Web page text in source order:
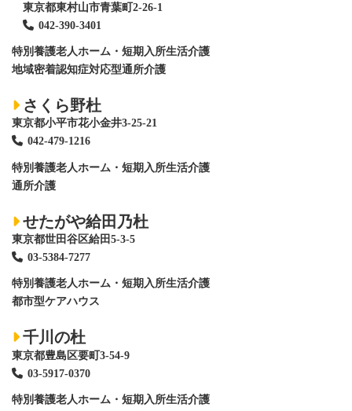
東京都東村山市青葉町2-26-1
042-390-3401
特別養護老人ホーム ・短期入所生活介護
地域密着認知症対応型通所介護
さくら野杜
東京都小平市花小金井3-25-21
042-479-1216
特別養護老人ホーム ・短期入所生活介護
通所介護
せたがや給田乃杜
東京都世田谷区給田5-3-5
03-5384-7277
特別養護老人ホーム ・短期入所生活介護
都市型ケアハウス
千川の杜
東京都豊島区要町3-54-9
03-5917-0370
特別養護老人ホーム ・短期入所生活介護